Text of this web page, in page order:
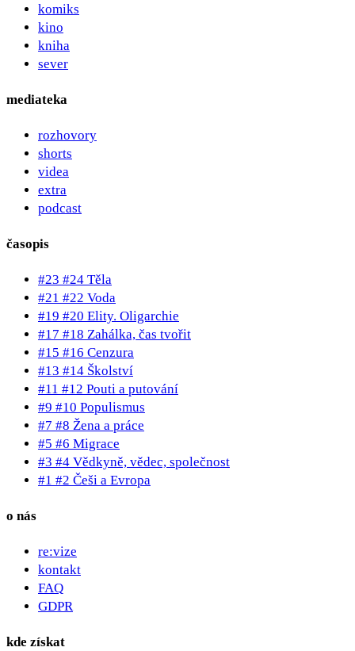
komiks
kino
kniha
sever
mediateka
rozhovory
shorts
videa
extra
podcast
časopis
#23 #24 Těla
#21 #22 Voda
#19 #20 Elity. Oligarchie
#17 #18 Zahálka, čas tvořit
#15 #16 Cenzura
#13 #14 Školství
#11 #12 Pouti a putování
#9 #10 Populismus
#7 #8 Žena a práce
#5 #6 Migrace
#3 #4 Vědkyně, vědec, společnost
#1 #2 Češi a Evropa
o nás
re:vize
kontakt
FAQ
GDPR
kde získat